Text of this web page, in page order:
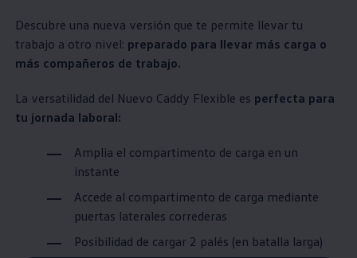
Descubre una nueva versión que te permite llevar tu
trabajo a otro nivel: preparado para llevar más carga o
más compañeros de trabajo.
La versatilidad del Nuevo Caddy Flexible es perfecta para
tu jornada laboral:
Amplia el compartimento de carga en un
instante
Accede al compartimento de carga mediante
puertas laterales correderas
Posibilidad de cargar 2 palés (en batalla larga)